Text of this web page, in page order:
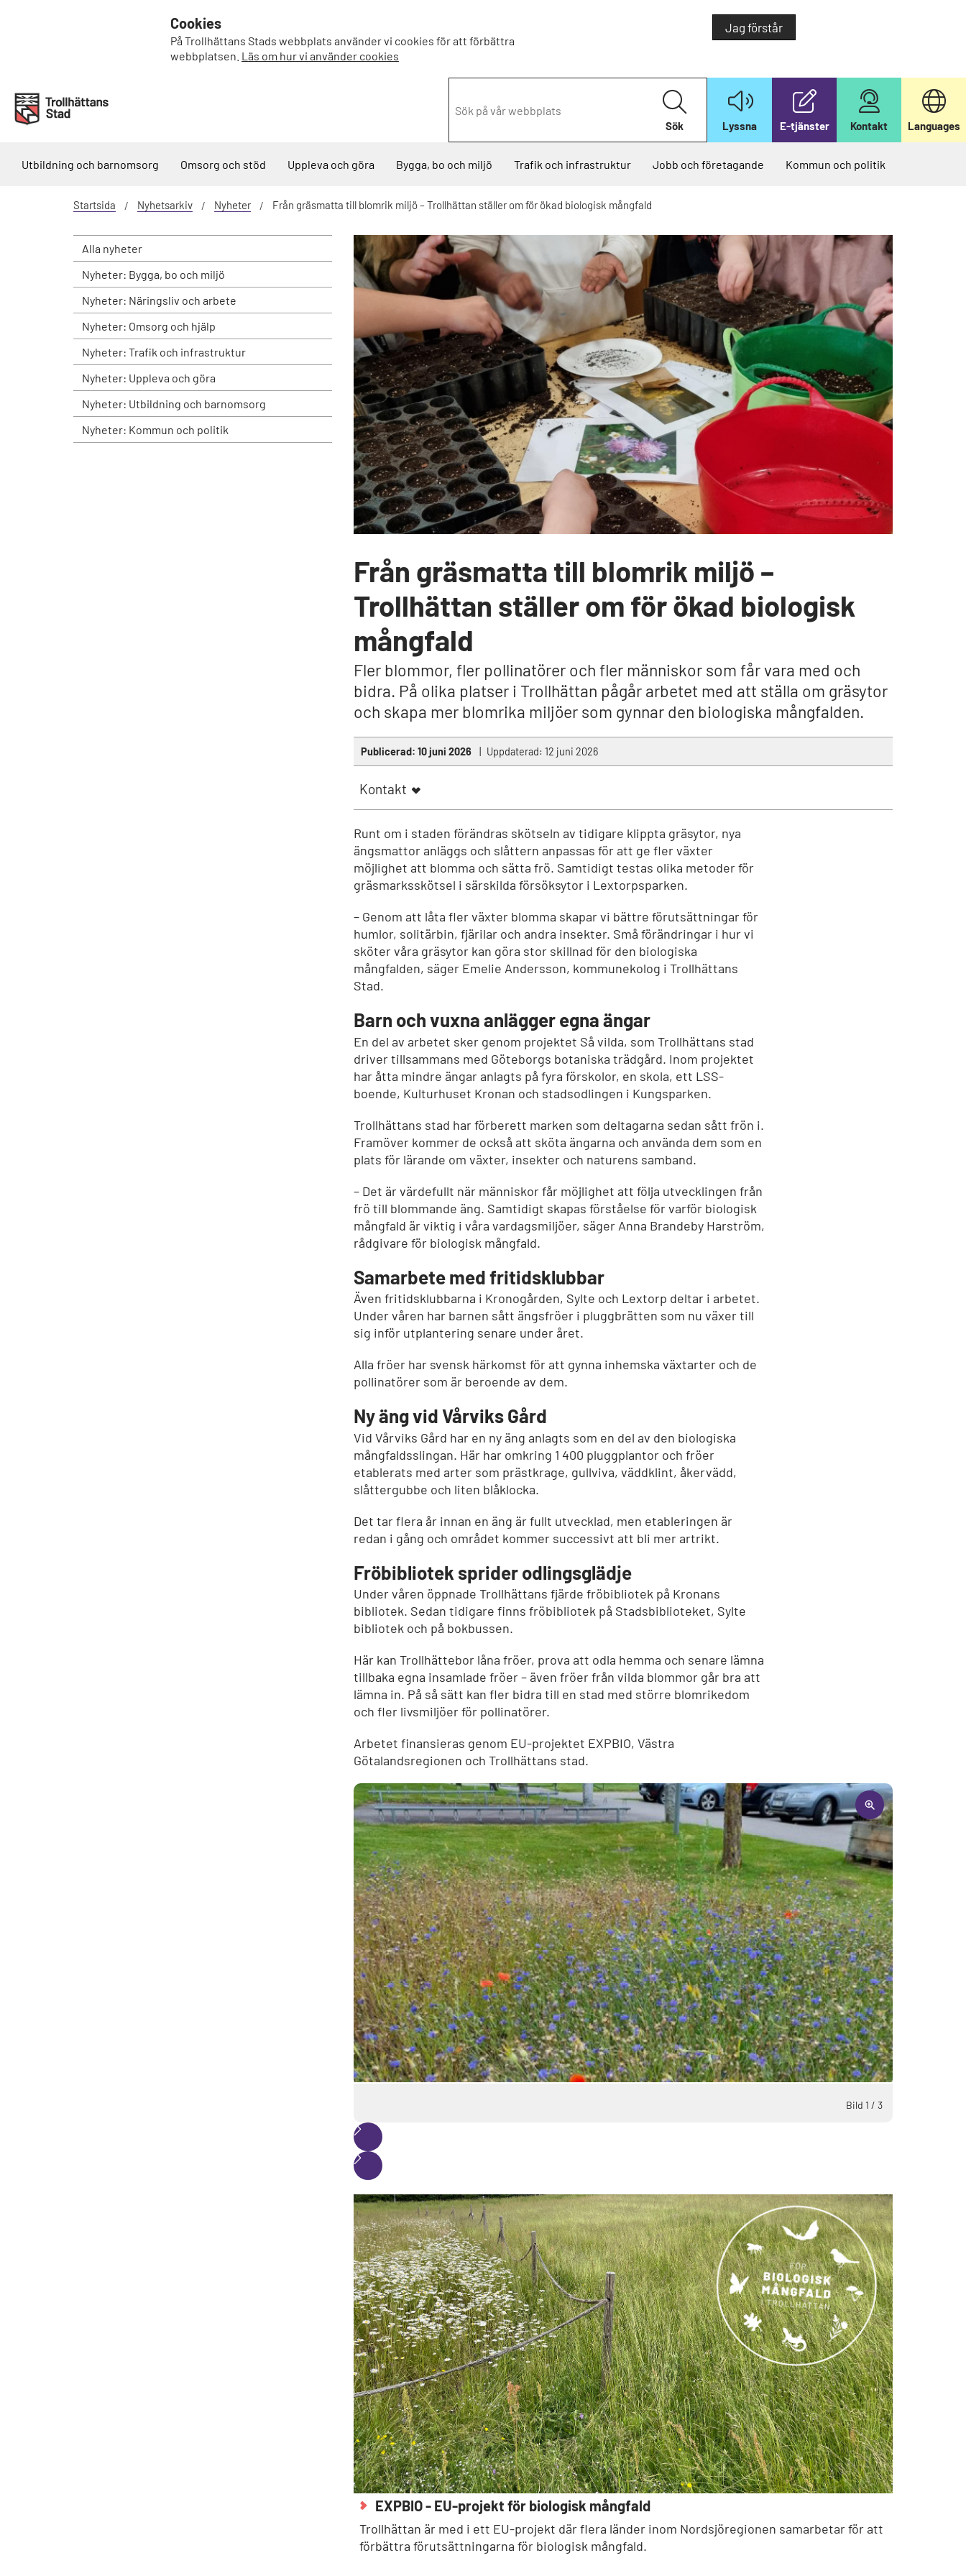
Cookies
På Trollhättans Stads webbplats använder vi cookies för att förbättra
webbplatsen. Läs om hur vi använder cookies
Jag förstår
å
e
b
p
l
a
t
Sök Lyssna E-tjänster Kontakt Languages
Utbildning och barnomsorg Omsorg och stöd Uppleva och göra Bygga, bo och miljö Trafik och infrastruktur Jobb och företagande Kommun och politik
Startsida Nyhetsarkiv Nyheter Från gräsmatta till blomrik miljö – Trollhättan ställer om för ökad biologisk mångfald
Alla nyheter
Nyheter: Bygga, bo och miljö
Nyheter: Näringsliv och arbete
Nyheter: Omsorg och hjälp
Nyheter: Trafik och infrastruktur
Nyheter: Uppleva och göra
Nyheter: Utbildning och barnomsorg
Nyheter: Kommun och politik
Från gräsmatta till blomrik miljö –
Trollhättan ställer om för ökad biologisk
mångfald
Fler blommor, fler pollinatörer och fler människor som får vara med och
bidra. På olika platser i Trollhättan pågår arbetet med att ställa om gräsytor
och skapa mer blomrika miljöer som gynnar den biologiska mångfalden.
Publicerad: 10 juni 2026 Uppdaterad: 12 juni 2026
Kontakt
Runt om i staden förändras skötseln av tidigare klippta gräsytor, nya
ängsmattor anläggs och slåttern anpassas för att ge fler växter
möjlighet att blomma och sätta frö. Samtidigt testas olika metoder för
gräsmarksskötsel i särskilda försöksytor i Lextorpsparken.
– Genom att låta fler växter blomma skapar vi bättre förutsättningar för
humlor, solitärbin, fjärilar och andra insekter. Små förändringar i hur vi
sköter våra gräsytor kan göra stor skillnad för den biologiska
mångfalden, säger Emelie Andersson, kommunekolog i Trollhättans
Stad.
Barn och vuxna anlägger egna ängar
En del av arbetet sker genom projektet Så vilda, som Trollhättans stad
driver tillsammans med Göteborgs botaniska trädgård. Inom projektet
har åtta mindre ängar anlagts på fyra förskolor, en skola, ett LSS-
boende, Kulturhuset Kronan och stadsodlingen i Kungsparken.
Trollhättans stad har förberett marken som deltagarna sedan sått frön i.
Framöver kommer de också att sköta ängarna och använda dem som en
plats för lärande om växter, insekter och naturens samband.
– Det är värdefullt när människor får möjlighet att följa utvecklingen från
frö till blommande äng. Samtidigt skapas förståelse för varför biologisk
mångfald är viktig i våra vardagsmiljöer, säger Anna Brandeby Harström,
rådgivare för biologisk mångfald.
Samarbete med fritidsklubbar
Även fritidsklubbarna i Kronogården, Sylte och Lextorp deltar i arbetet.
Under våren har barnen sått ängsfröer i pluggbrätten som nu växer till
sig inför utplantering senare under året.
Alla fröer har svensk härkomst för att gynna inhemska växtarter och de
pollinatörer som är beroende av dem.
Ny äng vid Vårviks Gård
Vid Vårviks Gård har en ny äng anlagts som en del av den biologiska
mångfaldsslingan. Här har omkring 1 400 pluggplantor och fröer
etablerats med arter som prästkrage, gullviva, väddklint, åkervädd,
slåttergubbe och liten blåklocka.
Det tar flera år innan en äng är fullt utvecklad, men etableringen är
redan i gång och området kommer successivt att bli mer artrikt.
Fröbibliotek sprider odlingsglädje
Under våren öppnade Trollhättans fjärde fröbibliotek på Kronans
bibliotek. Sedan tidigare finns fröbibliotek på Stadsbiblioteket, Sylte
bibliotek och på bokbussen.
Här kan Trollhättebor låna fröer, prova att odla hemma och senare lämna
tillbaka egna insamlade fröer – även fröer från vilda blommor går bra att
lämna in. På så sätt kan fler bidra till en stad med större blomrikedom
och fler livsmiljöer för pollinatörer.
Arbetet finansieras genom EU-projektet EXPBIO, Västra
Götalandsregionen och Trollhättans stad.
Bild 1 / 3
EXPBIO - EU-projekt för biologisk mångfald
Trollhättan är med i ett EU-projekt där flera länder inom Nordsjöregionen samarbetar för att
förbättra förutsättningarna för biologisk mångfald.